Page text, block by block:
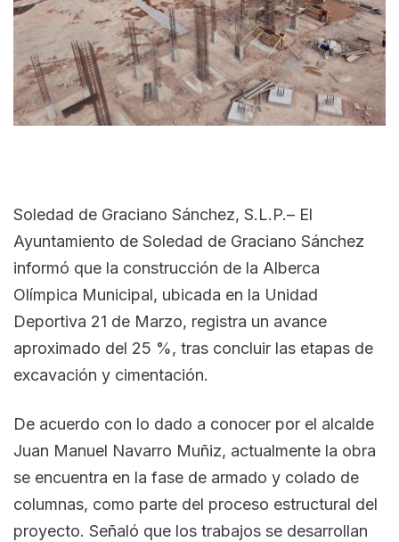
Soledad de Graciano Sánchez, S.L.P.– El
Ayuntamiento de Soledad de Graciano Sánchez
informó que la construcción de la Alberca
Olímpica Municipal, ubicada en la Unidad
Deportiva 21 de Marzo, registra un avance
aproximado del 25 %, tras concluir las etapas de
excavación y cimentación.
De acuerdo con lo dado a conocer por el alcalde
Juan Manuel Navarro Muñiz, actualmente la obra
se encuentra en la fase de armado y colado de
columnas, como parte del proceso estructural del
proyecto. Señaló que los trabajos se desarrollan